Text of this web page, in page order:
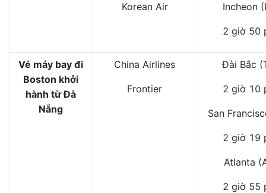
Korean Air Incheon
2 giờ 50
Vé máy bay đi
Boston khởi
hành từ Đà
Nẵng
China Airlines
Frontier
Đài Bắc
2 giờ 10
San
2 giờ 19
Atlanta
2 giờ 55